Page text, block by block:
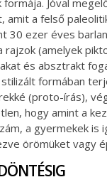
formája. Jóval
amit a felső
30 ezer éves
rajzok (amelyek
és absztrakt
formában
(proto-írás),
hogy amint a
a gyermekek is
örömüket vagy